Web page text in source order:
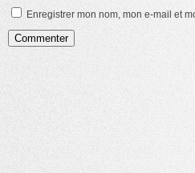
Enregistrer mon nom, mon e-mail et